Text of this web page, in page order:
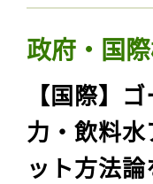
政府・国
【国際】
力・飲料
ット方法